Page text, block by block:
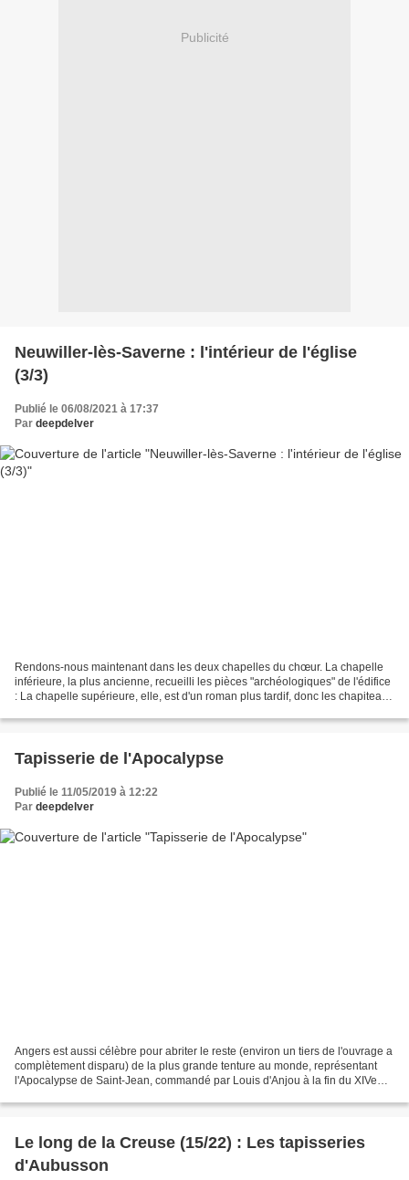
Publicité
Neuwiller-lès-Saverne : l'intérieur de l'église
(3/3)
Publié le 06/08/2021 à 17:37
Par deepdelver
Rendons-nous maintenant dans les deux chapelles du chœur. La chapelle
inférieure, la plus ancienne, recueilli les pièces "archéologiques" de l'édifice
: La chapelle supérieure, elle, est d'un roman plus tardif, donc les chapiteaux
Tapisserie de l'Apocalypse
Publié le 11/05/2019 à 12:22
Par deepdelver
Angers est aussi célèbre pour abriter le reste (environ un tiers de l'ouvrage a
complètement disparu) de la plus grande tenture au monde, représentant
l'Apocalypse de Saint-Jean, commandé par Louis d'Anjou à la fin du XIVe
Le long de la Creuse (15/22) : Les tapisseries
d'Aubusson